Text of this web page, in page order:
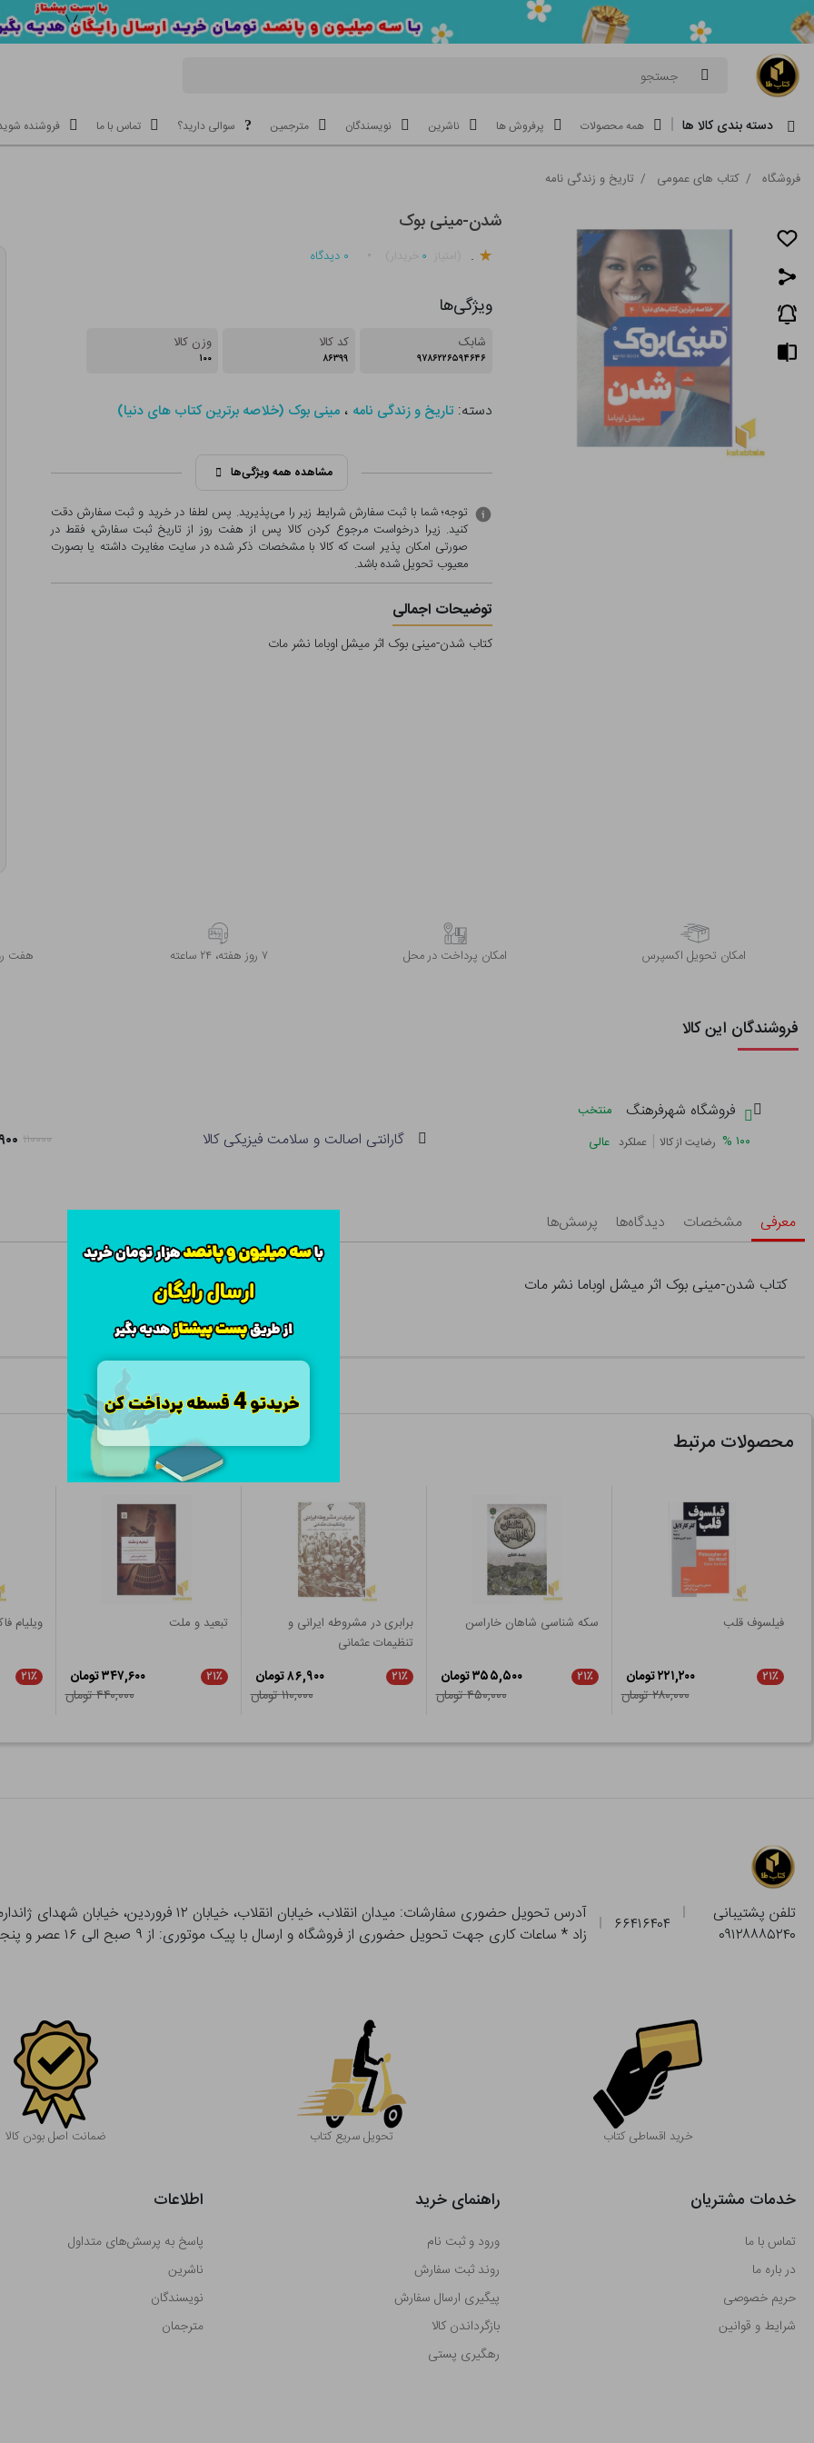
جستجو
دسته بندی کالا ها همه محصولات پرفروش ها ناشرین نویسندگان مترجمین سوالی دارید؟ تماس با ما فروشنده
فروشگاه / کتاب های عمومی / تاریخ و زندگی نامه
شدن-مینی بوک
. ۰ ۰ دیدگاه
ویژگی‌ها
شابک
۹۷۸۶۲۲۶۵۹۴۶۴۶
کد کالا
۸۶۳۹۹
وزن کالا
۱۰۰
دسته: تاریخ و زندگی نامه ، مینی بوک (خلاصه برترین کتاب های دنیا)
مشاهده همه ویژگی‌ها
توجه؛ شما با ثبت سفارش شرایط زیر را می‌پذیرید. پس لطفا در خرید و ثبت سفارش دقت
کنید. زیرا درخواست مرجوع کردن کالا پس از هفت روز از تاریخ ثبت سفارش، فقط در
صورتی امکان پذیر است که کالا با مشخصات ذکر شده در سایت مغایرت داشته یا بصورت
معيوب تحویل شده باشد.
توضیحات اجمالی
کتاب شدن-مینی بوک اثر میشل اوباما نشر مات
اﻣﮑﺎن ﺗﺤﻮﯾﻞ اﮐﺴﭙﺮس امکان پرداخت در محل ۷ روز ﻫﻔﺘﻪ، ۲۴ ﺳﺎﻋﺘﻪ هفت
فروشندگان این کالا
فروشگاه شهرفرهنگ
منتخب
۱۰۰ % رضایت از کالا | عملکرد عالی گارانتی اصالت و سلامت فیزیکی کالا ۱۱۰۰۰۰
معرفی مشخصات دیدگاه‌ها پرسش‌ها
کتاب شدن-مینی بوک اثر میشل اوباما نشر مات
محصولات مرتبط
فیلسوف قلب
۲۱٪
۲۲۱,۲۰۰ تومان
۲۸۰,۰۰۰ تومان
سکه شناسی شاهان خاراسن
۲۱٪
۳۵۵,۵۰۰ تومان
۴۵۰,۰۰۰ تومان
برابری در مشروطه ایرانی و
تنظیمات عثمانی
۲۱٪
۸۶,۹۰۰ تومان
۱۱۰,۰۰۰ تومان
تبعید و ملت
۲۱٪
۳۴۷,۶۰۰ تومان
۴۴۰,۰۰۰ تومان
ویلیام
۲۱٪
تلفن پشتیبانی
۰۹۱۲۸۸۸۵۲۴۰
۶۶۴۱۶۴۰۴
زاد * ساعات کاری جهت تحویل حضوری از فروشگاه و ارسال با پیک موتوری: از ۹ صبح الی ۱۶ عصر و پنجشنبه ها تا ۱۲
خرید اقساطی کتاب تحویل سریع کتاب
بصورت حضوری از آدرس تحویل حضوری سفارش خود را بدون هیچ هزینه ای تحویل بگیرید.
ضمانت اصل بودن کالا
خدمات مشتریان
تماس با ما
در باره ما
حریم خصوصی
شرایط و قوانین
راهنمای خرید
ورود و ثبت نام
روند ثبت سفارش
پیگیری ارسال سفارش
بازگرداندن کالا
رهگیری پستی
اطلاعات
پاسخ به پرسش‌های متداول
ناشرین
نویسندگان
مترجمان